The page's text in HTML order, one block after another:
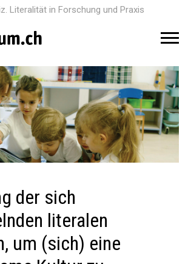
Literalität in Forschung und Praxis
M
u
der sich
literalen
um (sich) eine